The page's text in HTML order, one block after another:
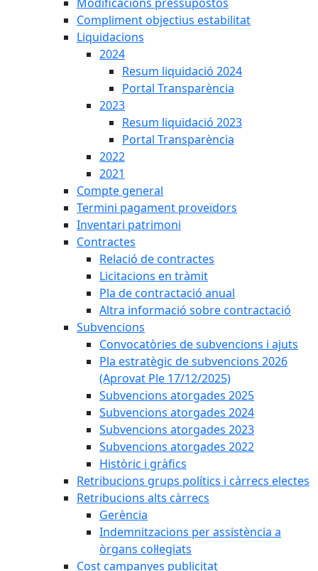
Compliment objectius estabilitat
Liquidacions
2024
Resum liquidació 2024
Portal Transparència
2023
Resum liquidació 2023
Portal Transparència
2022
2021
Compte general
Termini pagament proveïdors
Inventari patrimoni
Contractes
Relació de contractes
Licitacions en tràmit
Pla de contractació anual
Altra informació sobre contractació
Subvencions
Convocatòries de subvencions i ajuts
Pla estratègic de subvencions 2026
(Aprovat Ple 17/12/2025)
Subvencions atorgades 2025
Subvencions atorgades 2024
Subvencions atorgades 2023
Subvencions atorgades 2022
Històric i gràfics
Retribucions grups polítics i càrrecs electes
Retribucions alts càrrecs
Gerència
Indemnitzacions per assistència a
òrgans col·legiats
Cost campanyes publicitat